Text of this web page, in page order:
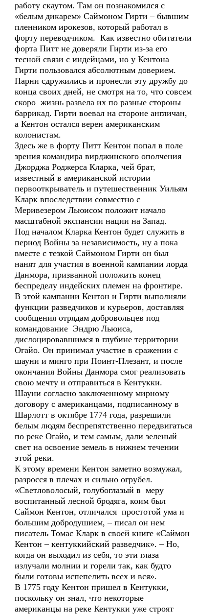
работу скаутом. Там он познакомился с
«белым дикарем» Саймоном Гирти – бывшим
пленником ирокезов, который работал в
форту переводчиком. Как известно обитатели
форта Питт не доверяли Гирти из-за его
тесной связи с индейцами, но у Кентона
Гирти пользовался абсолютным доверием.
Парни сдружились и пронесли эту дружбу до
конца своих дней, не смотря на то, что совсем
скоро жизнь развела их по разные стороны
баррикад. Гирти воевал на стороне англичан,
а Кентон остался верен американским
колонистам.
Здесь же в форту Питт Кентон попал в поле
зрения командира вирджинского ополчения
Джорджа Роджерса Кларка, чей брат,
известный в американской истории
первооткрыватель и путешественник Уильям
Кларк впоследствии совместно с
Меривезером Льюисом положит начало
масштабной экспансии нации на Запад.
Под началом Кларка Кентон будет служить в
период Войны за независимость, ну а пока
вместе с тезкой Саймоном Гирти он был
нанят для участия в военной кампании лорда
Данмора, призванной положить конец
беспределу индейских племен на фронтире.
В этой кампании Кентон и Гирти выполняли
функции разведчиков и курьеров, доставляя
сообщения отрядам добровольцев под
командование Эндрю Льюиса,
дислоцировавшимся в глубине территории
Огайо. Он принимал участие в сражении с
шауни и минго при Поинт-Плезант, и после
окончания Войны Данмора смог реализовать
свою мечту и отправиться в Кентукки.
Шауни согласно заключенному мирному
договору с американцами, подписанному в
Шарлотт в октябре 1774 года, разрешили
белым людям беспрепятственно передвигаться
по реке Огайо, и тем самым, дали зеленый
свет на освоение земель в нижнем течении
этой реки.
К этому времени Кентон заметно возмужал,
разросся в плечах и сильно огрубел.
«Светловолосый, голубоглазый в меру
воспитанный лесной бродяга, коим был
Саймон Кентон, отличался простотой ума и
большим добродушием, – писал он нем
писатель Томас Кларк в своей книге «Саймон
Кентон – кентуккийский разведчик». – Но,
когда он выходил из себя, то эти глаза
излучали молнии и горели так, как будто
были готовы испепелить всех и вся».
В 1775 году Кентон пришел в Кентукки,
поскольку он знал, что некоторые
американцы на реке Кентукки уже строят